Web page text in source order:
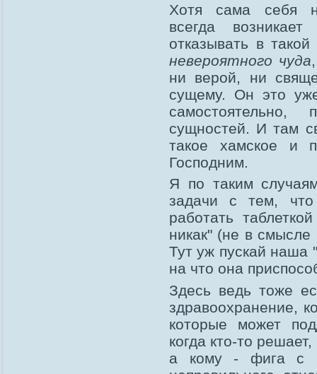
Хотя сама себя
всегда
отказывать в
невероятного чуда
ни верой, ни
сущему. Он это
сущностей. И там
такое хамское и
Господним.
Я по таким
задачи с тем,
работать
никак" (не в смысле
Тут уж пускай наша
на что она
Здесь ведь тоже
здравоохранение,
которые может
когда кто-то
а кому - фига с